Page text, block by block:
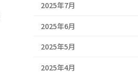
2025年7月
2025年6月
2025年5月
2025年4月